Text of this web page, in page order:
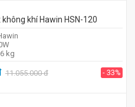
khí Hawin HSN-120
kg
11.055.000đ - 33%